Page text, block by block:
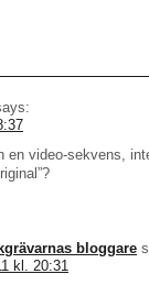
en video-sekvens,
bloggare
kl. 20:31